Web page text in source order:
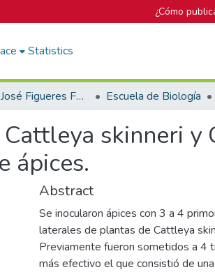
¿Cómo
Statistics
Biblioteca José Figueres Ferrer Escuela de Biología
skinneri
ápices.
Abstract
Se inocularon ápices con 3 a 4
laterales de plantas de Cattleya
Previamente fueron sometidos a 4
más efectivo el que consistió de